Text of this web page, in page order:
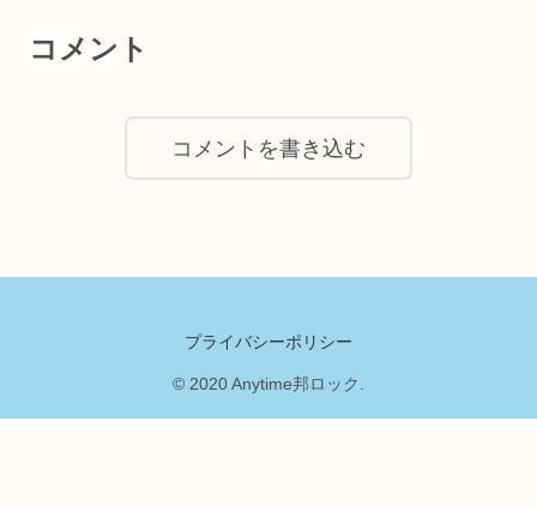
コメント
コメントを書き込む
プライバシーポリシー
© 2020 Anytime邦ロック.